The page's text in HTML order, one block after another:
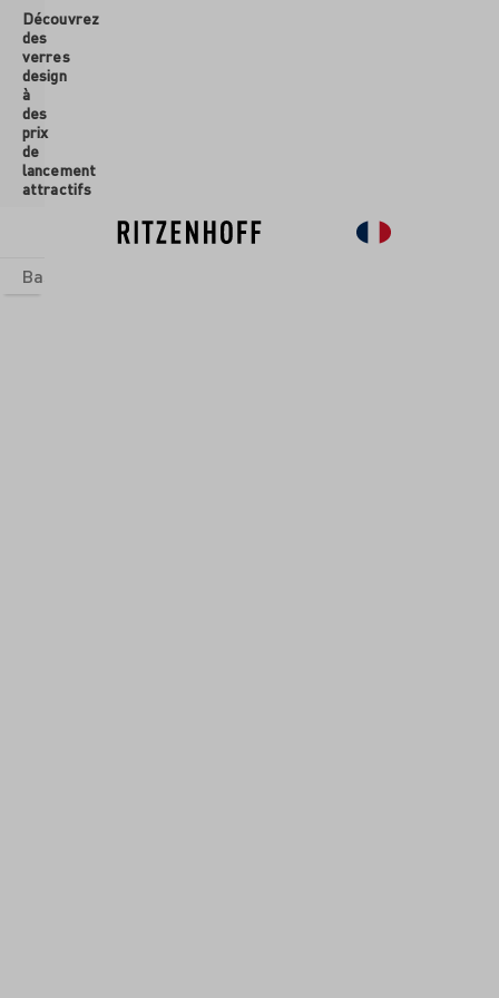
principal
Découvrez
des
verres
design
à
des
prix
de
lancement
attractifs
Basics